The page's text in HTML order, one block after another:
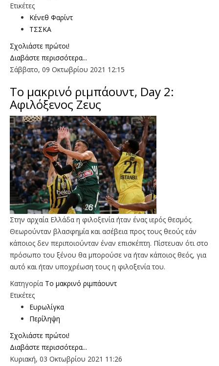
Ετικέτες
Κένεθ Φαρίντ
ΤΣΣΚΑ
Σχολιάστε πρώτοι!
Διαβάστε περισσότερα...
Σάββατο, 09 Οκτωβρίου 2021 12:15
Το μακρινό ριμπάουντ, Day 2:
Αφιλόξενος Ζευς
Στην αρχαία Ελλάδα η φιλοξενία ήταν ένας ιερός θεσμός.
Θεωρούνταν βλασφημία και ασέβεια προς τους θεούς εάν
κάποιος δεν περιποιούνταν έναν επισκέπτη. Πίστευαν ότι στο
πρόσωπο του ξένου θα μπορούσε να ήταν κάποιος θεός, για
αυτό και ήταν υποχρέωση τους η φιλοξενία του.
Κατηγορία To μακρινό ριμπάουντ
Ετικέτες
Ευρωλίγκα
Περίληψη
Σχολιάστε πρώτοι!
Διαβάστε περισσότερα...
Κυριακή, 03 Οκτωβρίου 2021 11:26